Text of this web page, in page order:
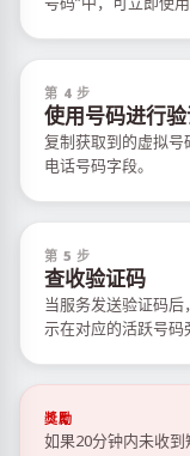
第 4 步
使用号码进行
复制获取到的虚拟
电话号码字段。
第 5 步
查收验证码
当服务发送验证码
示在对应的活跃号码
獎勵
如果20分钟内未收